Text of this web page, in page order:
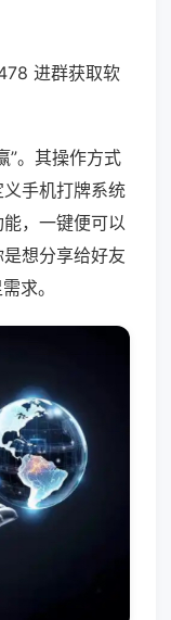
进群获取软
”。其操作方式
手机打牌系统
，一键便可以
想分享给好友
求。